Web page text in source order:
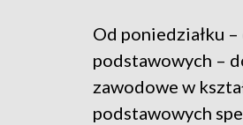
Od poniedziałku
podstawowych –
zawodowe w
podstawowych